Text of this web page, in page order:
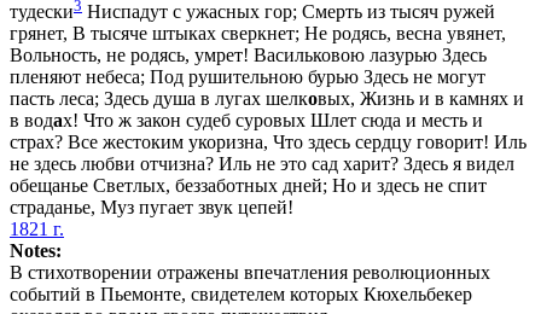
тудески3 Ниспадут с ужасных гор; Смерть из тысяч ружей
грянет, В тысяче штыках сверкнет; Не родясь, весна увянет,
Вольность, не родясь, умрет! Васильковою лазурью Здесь
пленяют небеса; Под рушительною бурью Здесь не могут
пасть леса; Здесь душа в лугах шелковых, Жизнь и в камнях и
в водах! Что ж закон судеб суровых Шлет сюда и месть и
страх? Все жестоким укоризна, Что здесь сердцу говорит! Иль
не здесь любви отчизна? Иль не это сад харит? Здесь я видел
обещанье Светлых, беззаботных дней; Но и здесь не спит
страданье, Муз пугает звук цепей!
1821 г.
Notes:
В стихотворении отражены впечатления революционных
событий в Пьемонте, свидетелем которых Кюхельбекер